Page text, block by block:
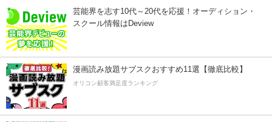
芸能界を志す10代～20代を応援！オーディション・
スクール情報はDeview
漫画読み放題サブスクおすすめ11選【徹底比較】
オリコン顧客満足度ランキング